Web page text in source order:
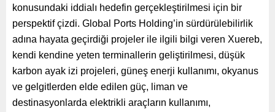
konusundaki iddialı hedefin gerçekleştirilmesi için bir
perspektif çizdi. Global Ports Holding’in sürdürülebilirlik
adına hayata geçirdiği projeler ile ilgili bilgi veren Xuereb,
kendi kendine yeten terminallerin geliştirilmesi, düşük
karbon ayak izi projeleri, güneş enerji kullanımı, okyanus
ve gelgitlerden elde edilen güç, liman ve
destinasyonlarda elektrikli araçların kullanımı,